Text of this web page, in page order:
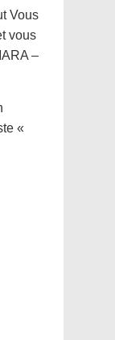
Vous
vous
–
«